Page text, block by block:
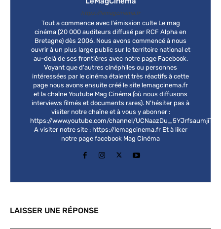
https://lemagcinema.fr
Tout a commence avec l'émission culte Le mag
cinéma (20 000 auditeurs diffusé par RCF Alpha en
Bretagne) dès 2006. Nous avons commencé à nous
ouvrir à un plus large public sur le territoire national et
au-delà de ses frontières avec notre page Facebook.
Voyant que d'autres cinéphiles ou personnes
intéressées par le cinéma étaient très réactifs à cette
page nous avons ensuite créé le site lemagcinema.fr
et la chaîne Youtube Mag Cinéma (où nous diffusons
interviews filmés et documents rares). N'hésiter pas à
visiter notre chaîne et à vous y abonner :
https://www.youtube.com/channel/
A visiter notre site : https://lemagcinema.fr Et à liker
notre page facebook Mag Cinéma
LAISSER UNE RÉPONSE